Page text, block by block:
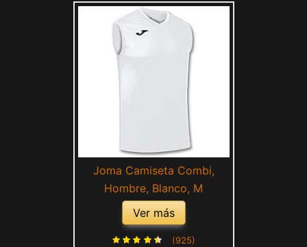
Joma Camiseta Combi,
Hombre, Blanco, M
Ver más
(925)